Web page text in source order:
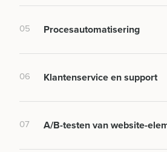
05 Procesautomatisering
06 Klantenservice en support
07 A/B-testen van website-